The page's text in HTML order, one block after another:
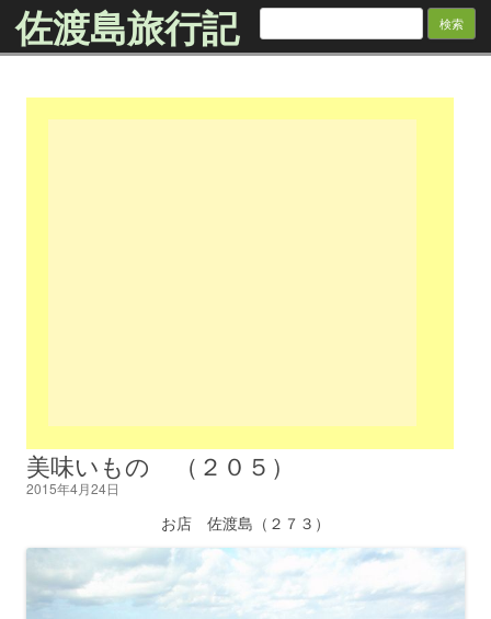
佐渡島旅行記 検
美味いもの （２０５）
2015年4月24日
お店 佐渡島（２７３）